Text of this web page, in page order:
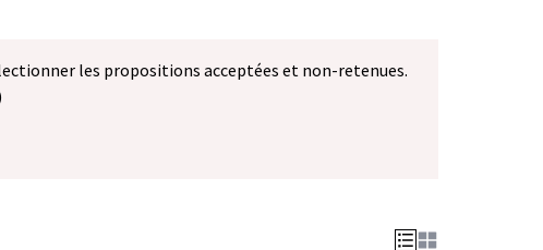
les propositions acceptées et non-retenues.
onglet)